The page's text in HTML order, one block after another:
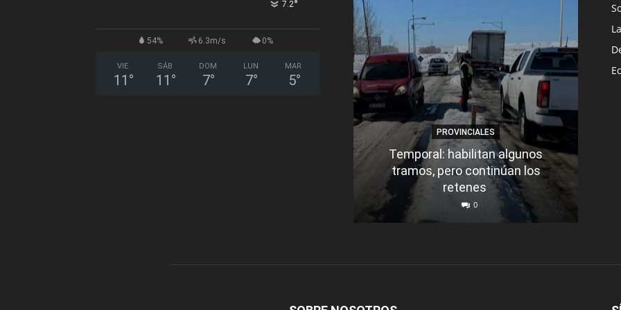
7.2°
54% 6.3m/s 0%
VIE
11 °
SÁB
11 °
DOM
7°
LUN
7°
MAR
5°
PROVINCIALES
Temporal: habilitan algunos
tramos, pero continúan los
retenes
0